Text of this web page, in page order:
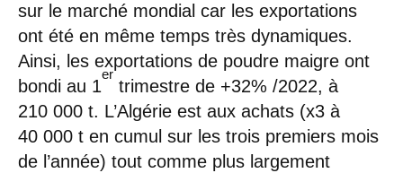
sur le marché mondial car les exportations
ont été en même temps très dynamiques.
Ainsi, les exportations de poudre maigre ont
bondi au 1
er
trimestre de +32% /2022, à
210 000 t. L’Algérie est aux achats (x3 à
40 000 t en cumul sur les trois premiers mois
de l’année) tout comme plus largement